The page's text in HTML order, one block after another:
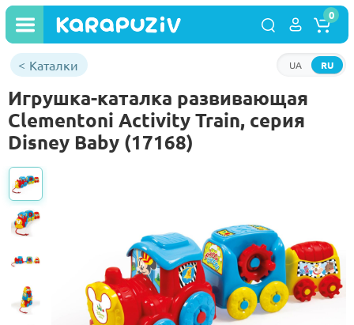
RU
UA
0
Каталки
Игрушка-каталка развивающая
Clementoni Activity Train, серия
Disney Baby (17168)